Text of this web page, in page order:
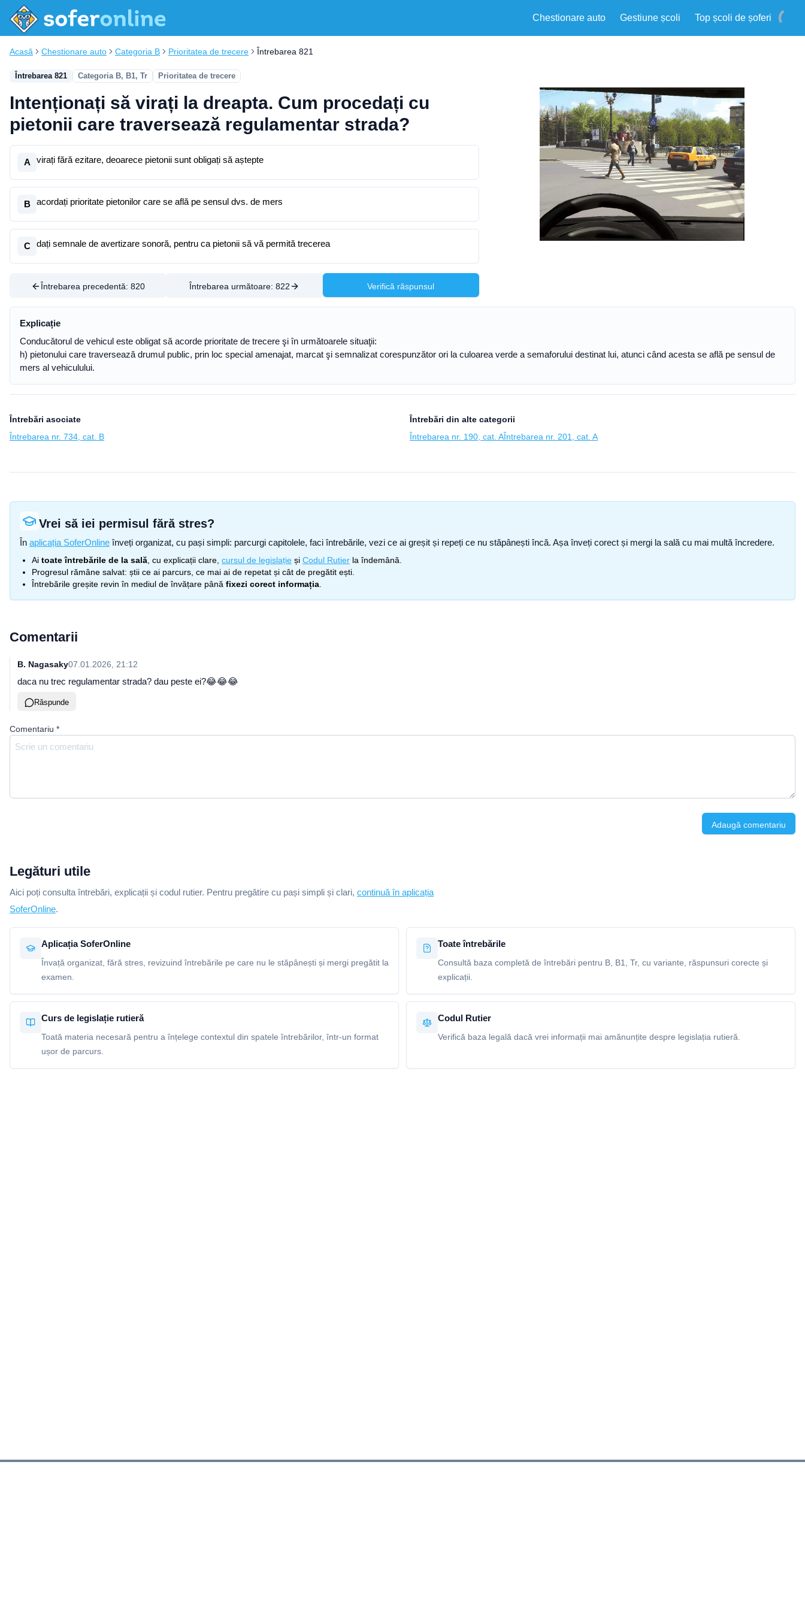
Chestionare auto Gestiune școli Top școli de șoferi
Acasă Chestionare auto Categoria B Prioritatea de trecere Întrebarea 821
Întrebarea 821 Categoria B, B1, Tr Prioritatea de trecere
Intenționați să virați la dreapta. Cum procedați cu
pietonii care traversează regulamentar strada?
A virați fără ezitare, deoarece pietonii sunt obligați să aștepte
B acordați prioritate pietonilor care se află pe sensul dvs. de mers
C dați semnale de avertizare sonoră, pentru ca pietonii să vă permită trecerea
Întrebarea precedentă: 820 Întrebarea următoare: 822 Verifică răspunsul
Explicație
Conducătorul de vehicul este obligat să acorde prioritate de trecere şi în următoarele situaţii:
h) pietonului care traversează drumul public, prin loc special amenajat, marcat şi semnalizat corespunzător ori la culoarea verde a semaforului destinat lui, atunci când acesta se află pe sensul de
mers al vehiculului.
Întrebări asociate
Întrebarea nr. 734, cat. B
Întrebări din alte categorii
Întrebarea nr. 190, cat. AÎntrebarea nr. 201, cat. A
Vrei să iei permisul fără stres?
În aplicația SoferOnline înveți organizat, cu pași simpli: parcurgi capitolele, faci întrebările, vezi ce ai greșit și repeți ce nu stăpânești încă. Așa înveți corect și mergi la sală cu mai multă încredere.
Ai toate întrebările de la sală , cu explicații clare, cursul de legislație și Codul Rutier la îndemână.
Progresul rămâne salvat: știi ce ai parcurs, ce mai ai de repetat și cât de pregătit ești.
Întrebările greșite revin în mediul de învățare până fixezi corect informația
Comentarii
B. Nagasaky07.01.2026, 21:12
daca nu trec regulamentar strada? dau peste ei?😂😂😂
Răspunde
Comentariu *
Adaugă comentariu
Legături utile
Aici poți consulta întrebări, explicații și codul rutier. Pentru pregătire cu pași simpli și clari, continuă în aplicația
SoferOnline.
Aplicația SoferOnline
Învață organizat, fără stres, revizuind întrebările pe care nu le stăpânești și mergi pregătit la
examen.
Toate întrebările
Consultă baza completă de întrebări pentru B, B1, Tr, cu variante, răspunsuri corecte și
explicații.
Curs de legislație rutieră
Toată materia necesară pentru a înțelege contextul din spatele întrebărilor, într-un format
ușor de parcurs.
Codul Rutier
Verifică baza legală dacă vrei informații mai amănunțite despre legislația rutieră.